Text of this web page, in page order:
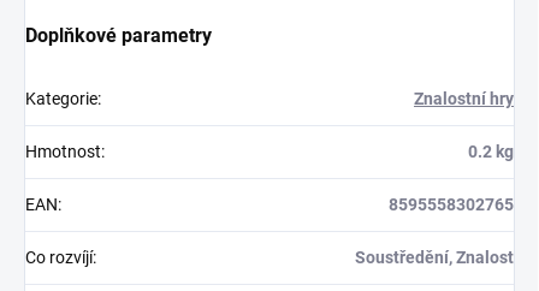
Doplňkové parametry
Kategorie: Znalostní hry
Hmotnost: 0.2 kg
EAN: 8595558302765
Co rozvíjí: Soustředění, Znalost